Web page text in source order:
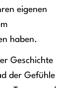
eigenen
haben.
Geschichte
der Gefühle